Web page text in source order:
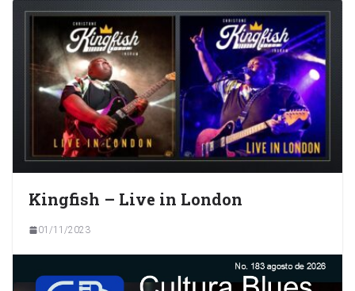
Kingfish – Live in London
01/11/2023